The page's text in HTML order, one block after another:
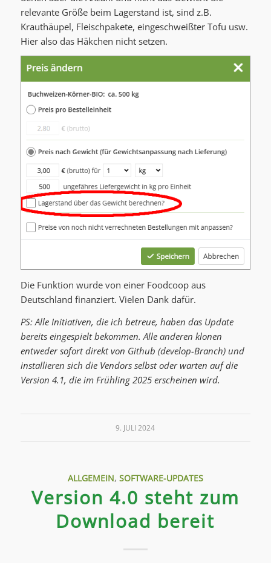
relevante Größe beim Lagerstand ist, sind z.B.
Krauthäupel, Fleischpakete, eingeschweißter Tofu usw.
Hier also das Häkchen nicht setzen.
Die Funktion wurde von einer Foodcoop aus
Deutschland finanziert. Vielen Dank dafür.
PS: Alle Initiativen, die ich betreue, haben das Update
bereits eingespielt bekommen. Alle anderen klonen
entweder sofort direkt von Github (develop-Branch) und
installieren sich die Vendors selbst oder warten auf die
Version 4.1, die im Frühling 2025 erscheinen wird.
9. JULI 2024
ALLGEMEIN, SOFTWARE-UPDATES
Version 4.0 steht zum
Download bereit